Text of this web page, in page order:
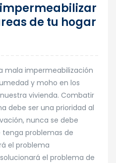
23
May
de tu hogar
mala impermeabilización
y moho en los
vivienda. Combatir
debe ser una prioridad al
nunca se debe
problemas de
el problema
el problema de